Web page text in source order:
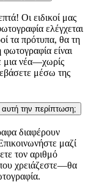
Οι ειδικοί μας
ελέγχεται
τα πρότυπα, θα τη
είναι
μια νέα—χωρίς
μέσω της
την περίπτωση;
διαφέρουν
μαζί
τον αριθμό
χρειάζεστε—θα